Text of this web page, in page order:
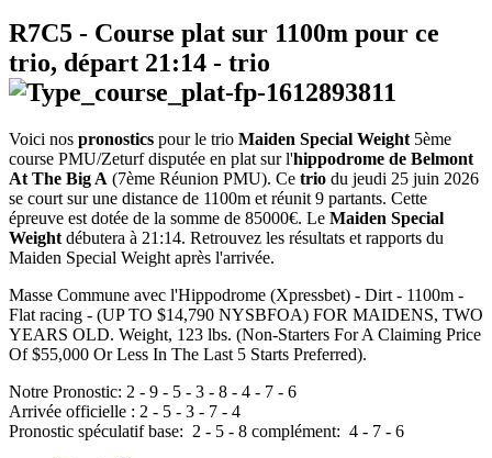
R7C5 - Course plat sur 1100m pour ce
trio, départ 21:14 - trio
Voici nos pronostics pour le trio Maiden Special Weight 5ème
course PMU/Zeturf disputée en plat sur l'hippodrome de Belmont
At The Big A (7ème Réunion PMU). Ce trio du jeudi 25 juin 2026
se court sur une distance de 1100m et réunit 9 partants. Cette
épreuve est dotée de la somme de 85000€. Le Maiden Special
Weight débutera à 21:14. Retrouvez les résultats et rapports du
Maiden Special Weight après l'arrivée.
Masse Commune avec l'Hippodrome (Xpressbet) - Dirt - 1100m -
Flat racing - (UP TO $14,790 NYSBFOA) FOR MAIDENS, TWO
YEARS OLD. Weight, 123 lbs. (Non-Starters For A Claiming Price
Of $55,000 Or Less In The Last 5 Starts Preferred).
Notre Pronostic: 2 - 9 - 5 - 3 - 8 - 4 - 7 - 6
Arrivée officielle : 2 - 5 - 3 - 7 - 4
Pronostic spéculatif base: 2 - 5 - 8 complément: 4 - 7 - 6